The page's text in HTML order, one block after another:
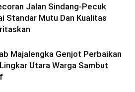
Jalan Sindang-Pecuk
Standar Mutu Dan Kualitas
Majalengka Genjot Perbaikan
Utara Warga Sambut